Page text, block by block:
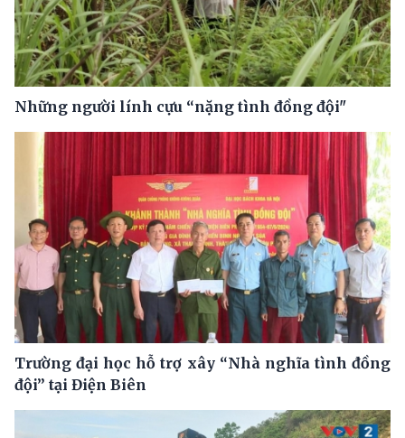
Những người lính cựu “nặng tình đồng đội"
Trường đại học hỗ trợ xây “Nhà nghĩa tình đồng
đội” tại Điện Biên